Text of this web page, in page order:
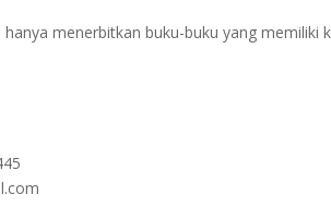
menerbitkan buku-buku yang memiliki